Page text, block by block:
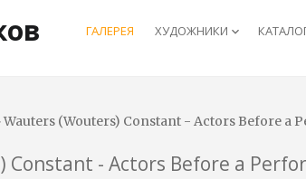
ГАЛЕРЕЯ ХУДОЖНИКИ keyboard_arrow_down
Wauters (Wouters) Constant - Actors Before a
Constant - Actors Before a